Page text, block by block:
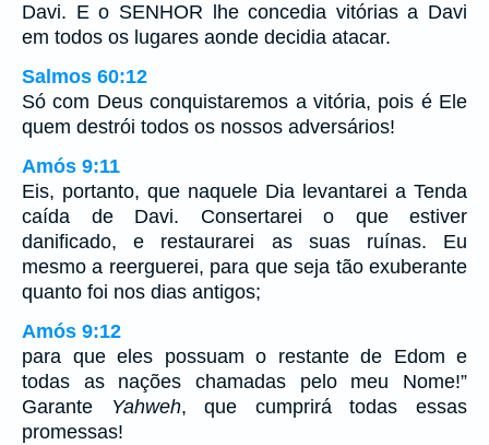
Davi. E o SENHOR lhe concedia vitórias a Davi
em todos os lugares aonde decidia atacar.
Salmos 60:12
Só com Deus conquistaremos a vitória, pois é Ele
quem destrói todos os nossos adversários!
Amós 9:11
Eis, portanto, que naquele Dia levantarei a Tenda
caída de Davi. Consertarei o que estiver
danificado, e restaurarei as suas ruínas. Eu
mesmo a reerguerei, para que seja tão exuberante
quanto foi nos dias antigos;
Amós 9:12
para que eles possuam o restante de Edom e
todas as nações chamadas pelo meu Nome!”
Garante
Yahweh, que cumprirá todas essas
promessas!